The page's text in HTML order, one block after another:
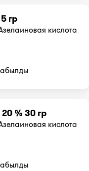
гр
кислота
% 30 гр
кислота